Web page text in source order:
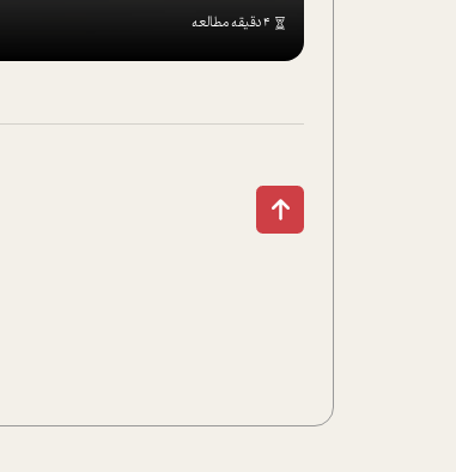
4 دقیقه مطالعه